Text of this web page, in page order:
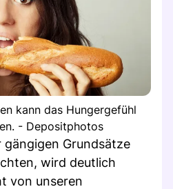
kann das Hungergefühl
- Depositphotos
gängigen Grundsätze
wird deutlich
von unseren